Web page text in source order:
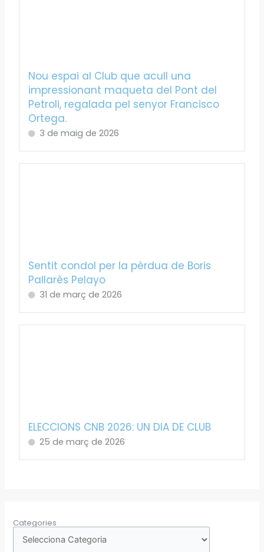
Nou espai al Club que acull una
impressionant maqueta del Pont del
Petroli, regalada pel senyor Francisco
Ortega.
3 de maig de 2026
Sentit condol per la pèrdua de Boris
Pallarès Pelayo
31 de març de 2026
ELECCIONS CNB 2026: UN DIA DE CLUB
25 de març de 2026
Categories